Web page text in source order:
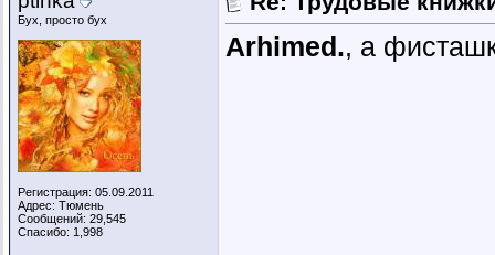
Бух, просто бух
Регистрация: 05.09.2011
Адрес: Тюмень
Сообщений: 29,545
Спасибо: 1,998
Arhimed., а